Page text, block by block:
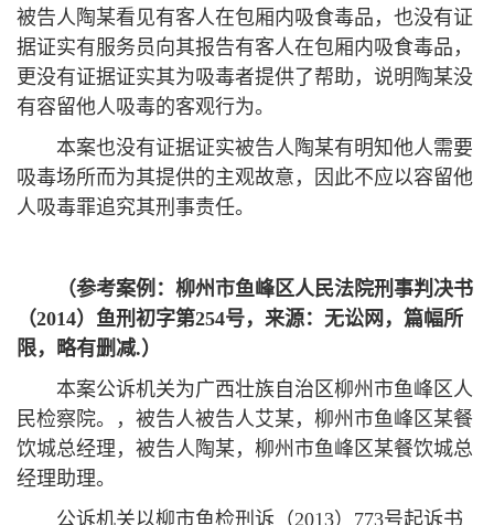
被告人陶某看见有客人在包厢内吸食毒品，也没有证
据证实有服务员向其报告有客人在包厢内吸食毒品，
更没有证据证实其为吸毒者提供了帮助，说明陶某没
有容留他人吸毒的客观行为。
本案也没有证据证实被告人陶某有明知他人需要
吸毒场所而为其提供的主观故意，因此不应以容留他
人吸毒罪追究其刑事责任。
（参考案例： 柳州市鱼峰区人民法院刑事判决书
（2014）鱼刑初字第254号， 来源：无讼网，篇幅所
限，略有删减.）
本案公诉机关为广西壮族自治区柳州市鱼峰区人
民检察院。，被告人被告人艾某，柳州市鱼峰区某餐
饮城总经理，被告人陶某，柳州市鱼峰区某餐饮城总
经理助理。
公诉机关以柳市鱼检刑诉（2013）773号起诉书